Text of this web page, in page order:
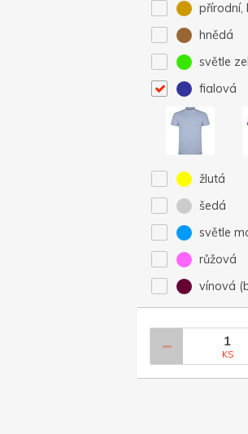
přírodní,
hnědá
světle
fialová
žlutá
šedá
světle
růžová
vínová
KS